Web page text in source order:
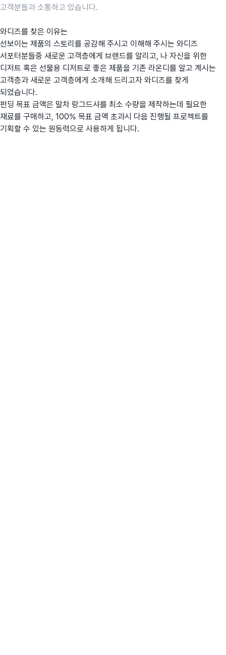
고객분들과 소통하고 있습니다.
와디즈를 찾은 이유는
선보이는 제품의 스토리를 공감해 주시고 이해해 주시는 와디즈
서포터분들중 새로운 고객층에게 브랜드를 알리고, 나 자신을 위한
디저트 혹은 선물용 디저트로 좋은 제품을 기존 라온디를 알고 계시는
고객층과 새로운 고객층에게 소개해 드리고자 와디즈를 찾게
되었습니다.
펀딩 목표 금액은 말차 랑그드샤를 최소 수량을 제작하는데 필요한
재료를 구매하고, 100% 목표 금액 초과시 다음 진행될 프로젝트를
기획할 수 있는 원동력으로 사용하게 됩니다.